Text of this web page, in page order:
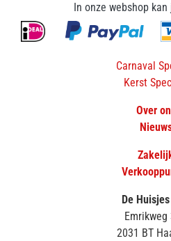
In onze webshop
Carnaval
Kerst
Over
De
Emrikweg
2031 BT